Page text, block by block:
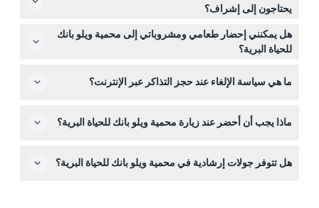
يحتاجون إلى إشراف؟
نعم، الأطفال من عمر 0-16 سنة مرحب بهم لكن يجب أن
يكونوا برفقة شخص بالغ يدفع رسوم الدخول. الدخول مجاني
للأطفال من عمر 0-4 سنوات.
هل يمكنني إحضار طعامي ومشروباتي إلى محمية ويلو بانك
للحياة البرية؟
ولكن هناك مقهى في الموقع يقدم مجموعة متنوعة من
ما هي سياسة الإلغاء عند حجز التذاكر عبر الإنترنت؟
تاريخ الزيارة بعناية قبل الحجز عبر الإنترنت.
ماذا يجب أن أحضر عند زيارة محمية ويلو بانك للحياة البرية؟
كاميرتك لالتقاط صور الحياة البرية المحلية الفريدة.
هل تتوفر جولات إرشادية في محمية ويلو بانك للحياة البرية؟